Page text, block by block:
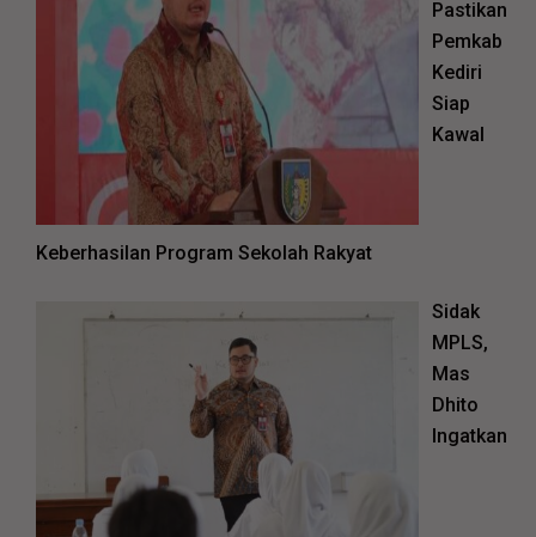
Pastikan
Pemkab
Kediri
Siap
Kawal
Keberhasilan Program Sekolah Rakyat
Sidak
MPLS,
Mas
Dhito
Ingatkan